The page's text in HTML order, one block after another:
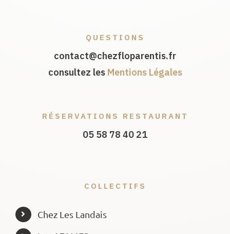
QUESTIONS
contact@chezfloparentis.fr
consultez les Mentions Légales
RÉSERVATIONS RESTAURANT
05 58 78 40 21
COLLECTIFS
Chez Les Landais